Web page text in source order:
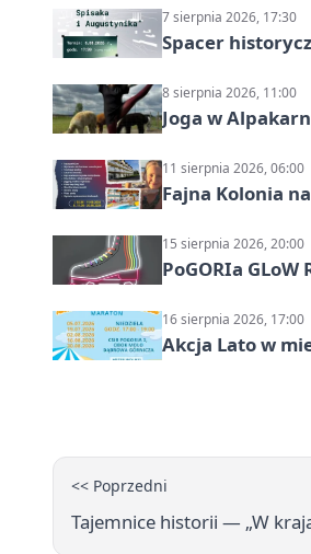
7 sierpnia 2026, 17:30
Spacer
8 sierpnia 2026, 11:00
Joga w
11 sierpnia 2026, 06:00
Fajna Kolonia
15 sierpnia 2026, 20:00
PoGORIa
16 sierpnia 2026, 17:00
Akcja Lato w
<< Poprzedni
Tajemnice historii — „W